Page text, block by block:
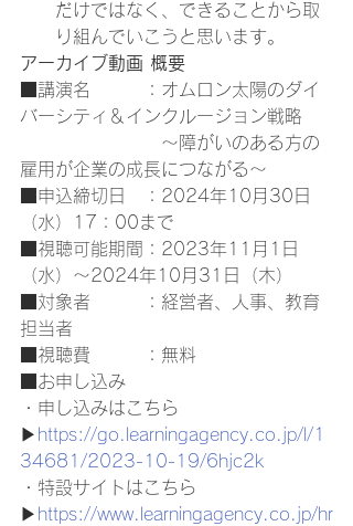
だけではなく、できることから取
り組んでいこうと思います。
アーカイブ動画 概要
■講演名　　　：オムロン太陽のダイ
バーシティ＆インクルージョン戦略
～障がいのある方の
雇用が企業の成長につながる～
■申込締切日　：2024年10月30日
（水）17：00まで
■視聴可能期間：2023年11月1日
（水）～2024年10月31日（木）
■対象者　　　：経営者、人事、教育
担当者
■視聴費　　　：無料
■お申し込み
・申し込みはこちら
▶ https://go.learningagency.co.jp/l/1
34681/2023-10-19/6hjc2k
・特設サイトはこちら
▶ https://www.learningagency.co.jp/hr